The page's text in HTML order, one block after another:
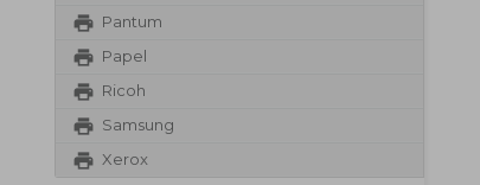
Pantum
Papel
Ricoh
Samsung
Xerox